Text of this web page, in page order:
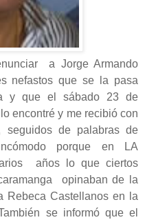
a Jorge Armando
nefastos que se la pasa
y que el sábado 23 de
encontré y me recibió con
seguidos de palabras de
porque en LA
años lo que ciertos
opinaban de la
Rebeca Castellanos en la
se informó que el